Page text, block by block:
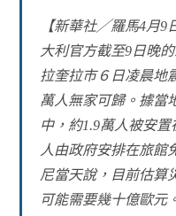
【新華社╱羅馬4月9
大利官方截至9日晚
拉奎拉市６日凌晨地
萬人無家可歸。據當
中，約1.9萬人被安
人由政府安排在旅館
尼當天說，目前估算
可能需要幾十億歐元